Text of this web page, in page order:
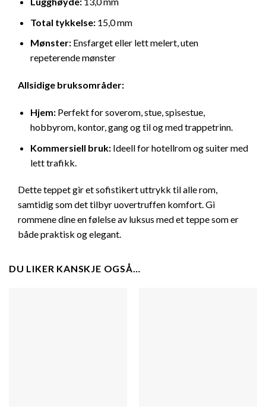
Total tykkelse:15,0 mm
Mønster:Ensfarget eller lett melert, uten
repeterende mønster
Allsidige bruksområder:
Hjem:Perfekt for soverom, stue, spisestue,
hobbyrom, kontor, gang og til og med trappetrinn.
Kommersiell bruk:Ideell for hotellrom og suiter med
lett trafikk.
Dette teppet gir et sofistikert uttrykk til alle rom,
samtidig som det tilbyr uovertruffen komfort. Gi
rommene dine en følelse av luksus med et teppe som er
både praktisk og elegant.
DU LIKER KANSKJE OGSÅ…